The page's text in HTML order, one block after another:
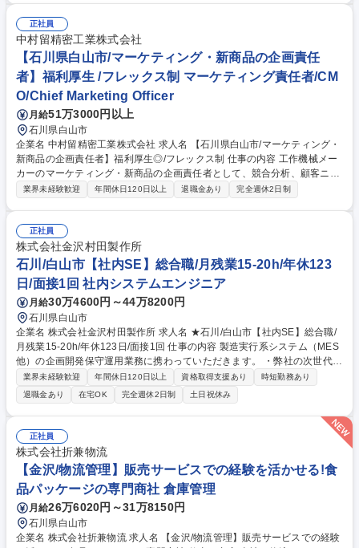
現場での測量業務の後は、PCでのデータ解析や図面作成、測量計画の立
案などにも携わります。習熟度に応じて3～5年程度を目安に、官公庁担当
者との打ち合わせや案件全体を担う技術者として活躍いただきます。 募集
職種 未経験歓迎【白山市/ICT測量技術者】年休125日/18時台には退社/残
業時間月10h
正社員
中村留精密工業株式会社
【石川県白山市/マーケティング・新商品の企画責任
者】福利厚生 /フレックス制 マーケティング責任者/CM
O/Chief Marketing Officer
月給51万3000円以上
石川県白山市
企業名 中村留精密工業株式会社 求人名 【石川県白山市/マーケティング・
新商品の企画責任者】福利厚生◎/フレックス制 仕事の内容 工作機械メー
カーのマーケティング・新商品の企画責任者として、競合分析、顧客ニー
ズ、業界トレンドを深く理解し、商品企画・マーケティング戦略の立案か
携しながら、新しい製品の企画■当社製品や技術、企業文化といった強み
を明確にし、ターゲット市場に対し効果的にブランド価値を構築・向上■
将来的なマーケティング部門の人員育成・強化 募集職種 【石川県白山市/
マーケティング・新商品の企画責任者】福利厚生◎/フレックス制
業界未経験歓迎 年間休日120日以上 退職金あり 完全週休2日制
正社員
株式会社金沢村田製作所
石川/白山市【社内SE】総合職/月残業15-20h/年休123
日/面接1回 社内システムエンジニア
月給30万4600円～44万8200円
石川県白山市
企業名 株式会社金沢村田製作所 求人名 ★石川/白山市【社内SE】総合職/
月残業15-20h/年休123日/面接1回 仕事の内容 製造実行系システム（MES
他）の企画開発保守運用業務に携わっていただきます。 ・弊社の次世代モ
ノづくり構想（スマートファクトリー）を実現するために導入される新た
な業務プロセスをサポートする製造支援 システムの開発を行っていただき
ます。※モノづくり現場の自動化等を行います。 ・モノづくり現場メンバ
ーと一緒に業務要件を整理し、上流工程から参画しながらシステム開発に
取り組んでいただきます。 ・IoT機器からのデータ収集や現場の様々な設
備やシステムのデータを管理しデータマネジメントの企画、システム構築
を進めていただきます。 ※生産時点情報のビッグデータ一元化を推進して
います。 募集職種 ★石川/白山市【社内SE】総合職/月残業15-20h/年休12
3日/面接1回
業界未経験歓迎 年間休日120日以上 資格取得支援あり
時短勤務あり
退職金あり
在宅OK 完全週休2日制 土日祝休み
正社員
株式会社折兼物流
【金沢/物流管理】販売サービスでの経験を活かせる!食
品パッケージの専門商社 倉庫管理
月給26万6020円～31万8150円
石川県白山市
企業名 株式会社折兼物流 求人名 【金沢/物流管理】販売サービスでの経験